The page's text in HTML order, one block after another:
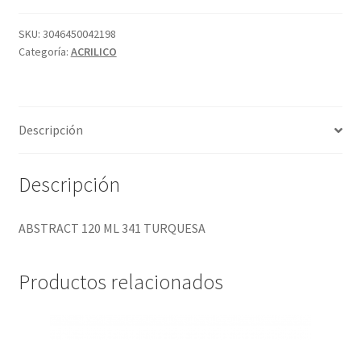
cantidad
SKU: 3046450042198
Categoría: ACRILICO
Descripción
Descripción
ABSTRACT 120 ML 341 TURQUESA
Productos relacionados